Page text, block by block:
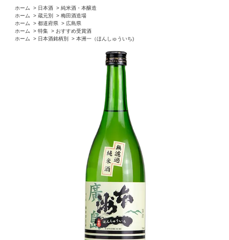
ホーム > 日本酒 > 純米酒・本醸造
ホーム
> 蔵元別 > 梅田酒造場
ホーム
> 都道府県 > 広島県
ホーム
> 特集 > おすすめ受賞酒
ホーム
> 日本酒銘柄別 > 本洲一（ほんしゅういち)